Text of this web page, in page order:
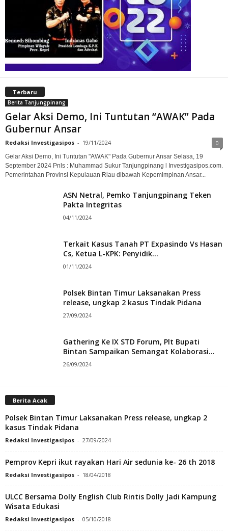
Terbaru
Berita Tanjungpinang
Gelar Aksi Demo, Ini Tuntutan “AWAK” Pada
Gubernur Ansar
Redaksi Investigasipos - 19/11/2024 0
Gelar Aksi Demo, Ini Tuntutan "AWAK" Pada Gubernur Ansar Selasa, 19
September 2024 Pnls : Muhammad Sukur Tanjungpinang l Investigasipos.com.
Pemerintahan Provinsi Kepulauan Riau dibawah Kepemimpinan Ansar...
ASN Netral, Pemko Tanjungpinang Teken
Pakta Integritas
04/11/2024
Terkait Kasus Tanah PT Expasindo Vs Hasan
Cs, Ketua L-KPK: Penyidik...
01/11/2024
Polsek Bintan Timur Laksanakan Press
release, ungkap 2 kasus Tindak Pidana
27/09/2024
Gathering Ke IX STD Forum, Plt Bupati
Bintan Sampaikan Semangat Kolaborasi...
26/09/2024
Berita Acak
Polsek Bintan Timur Laksanakan Press release, ungkap 2
kasus Tindak Pidana
Redaksi Investigasipos - 27/09/2024
Pemprov Kepri ikut rayakan Hari Air sedunia ke- 26 th 2018
Redaksi Investigasipos - 18/04/2018
ULCC Bersama Dolly English Club Rintis Dolly Jadi Kampung
Wisata Edukasi
Redaksi Investigasipos - 05/10/2018